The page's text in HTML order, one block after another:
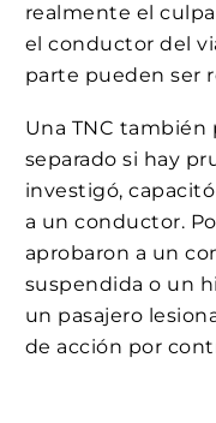
realmente el
el conductor del
parte pueden ser
Una TNC también
separado si hay
investigó,
a un conductor.
aprobaron a un
suspendida o un
un pasajero
de acción por